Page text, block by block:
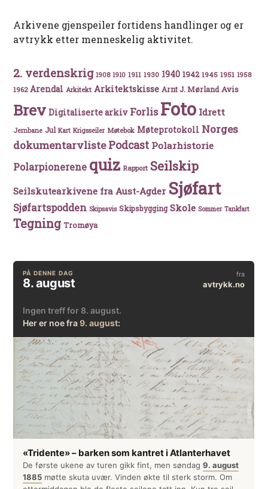
Arkivene gjenspeiler fortidens handlinger og er
avtrykk etter menneskelig aktivitet.
2. verdenskrig 1908 1910 1911 1930 1940 1942 1945 1951 1958
1962 Arendal Arkitekt Arkitektskisse Arnt J. Mørland Avis
Brev Digitaliserte arkiv Forlis Foto Idrett
Jernbane Jul Kart Krigsseiler Møtebok Møteprotokoll Norges
dokumentarvlistePodcast Polarhistorie
Polarpionerene quiz Rapport Seilskip
Seilskutearkivene fra Aust-Agder Sjøfart
Sjøfartspodden Skipsavis Skipsbygging Skole Sommer Tankfart
Tegning Tromøya